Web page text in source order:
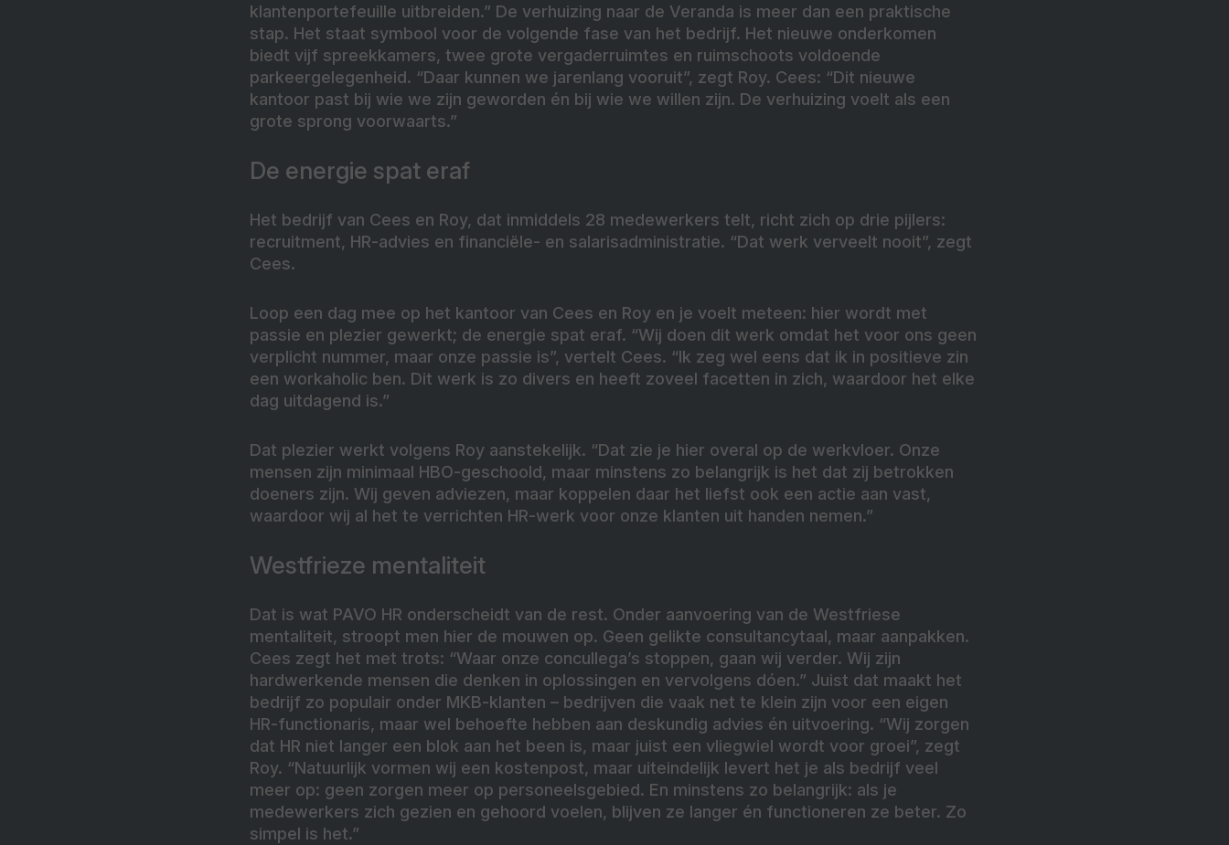
klantenportefeuille uitbreiden.” De verhuizing naar de Veranda is meer dan een praktische
stap. Het staat symbool voor de volgende fase van het bedrijf. Het nieuwe onderkomen
biedt vijf spreekkamers, twee grote vergaderruimtes en ruimschoots voldoende
parkeergelegenheid. “Daar kunnen we jarenlang vooruit”, zegt Roy. Cees: “Dit nieuwe
kantoor past bij wie we zijn geworden én bij wie we willen zijn. De verhuizing voelt als een
grote sprong voorwaarts.”
De energie spat eraf
Het bedrijf van Cees en Roy, dat inmiddels 28 medewerkers telt, richt zich op drie pijlers:
recruitment, HR-advies en financiële- en salarisadministratie. “Dat werk verveelt nooit”, zegt
Cees.
Loop een dag mee op het kantoor van Cees en Roy en je voelt meteen: hier wordt met
passie en plezier gewerkt; de energie spat eraf. “Wij doen dit werk omdat het voor ons geen
verplicht nummer, maar onze passie is”, vertelt Cees. “Ik zeg wel eens dat ik in positieve zin
een workaholic ben. Dit werk is zo divers en heeft zoveel facetten in zich, waardoor het elke
dag uitdagend is.”
Dat plezier werkt volgens Roy aanstekelijk. “Dat zie je hier overal op de werkvloer. Onze
mensen zijn minimaal HBO-geschoold, maar minstens zo belangrijk is het dat zij betrokken
doeners zijn. Wij geven adviezen, maar koppelen daar het liefst ook een actie aan vast,
waardoor wij al het te verrichten HR-werk voor onze klanten uit handen nemen.”
Westfrieze mentaliteit
Dat is wat PAVO HR onderscheidt van de rest. Onder aanvoering van de Westfriese
mentaliteit, stroopt men hier de mouwen op. Geen gelikte consultancytaal, maar aanpakken.
Cees zegt het met trots: “Waar onze concullega’s stoppen, gaan wij verder. Wij zijn
hardwerkende mensen die denken in oplossingen en vervolgens dóen.” Juist dat maakt het
bedrijf zo populair onder MKB-klanten – bedrijven die vaak net te klein zijn voor een eigen
HR-functionaris, maar wel behoefte hebben aan deskundig advies én uitvoering. “Wij zorgen
dat HR niet langer een blok aan het been is, maar juist een vliegwiel wordt voor groei”, zegt
Roy. “Natuurlijk vormen wij een kostenpost, maar uiteindelijk levert het je als bedrijf veel
meer op: geen zorgen meer op personeelsgebied. En minstens zo belangrijk: als je
medewerkers zich gezien en gehoord voelen, blijven ze langer én functioneren ze beter. Zo
simpel is het.”